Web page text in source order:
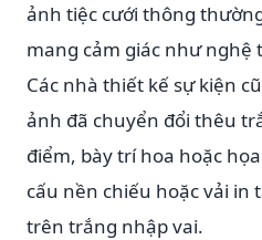
ảnh tiệc cưới thông
mang cảm giác như
Các nhà thiết kế sự kiện
ảnh đã chuyển đổi thêu
điểm, bày trí hoa hoặc
cấu nền chiếu hoặc vải in
trên trắng nhập vai.